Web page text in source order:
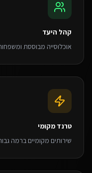
קהל היעד
אוכלוסייה מבוססת
טרנד מקומי
שירותים מקומיים ברמה